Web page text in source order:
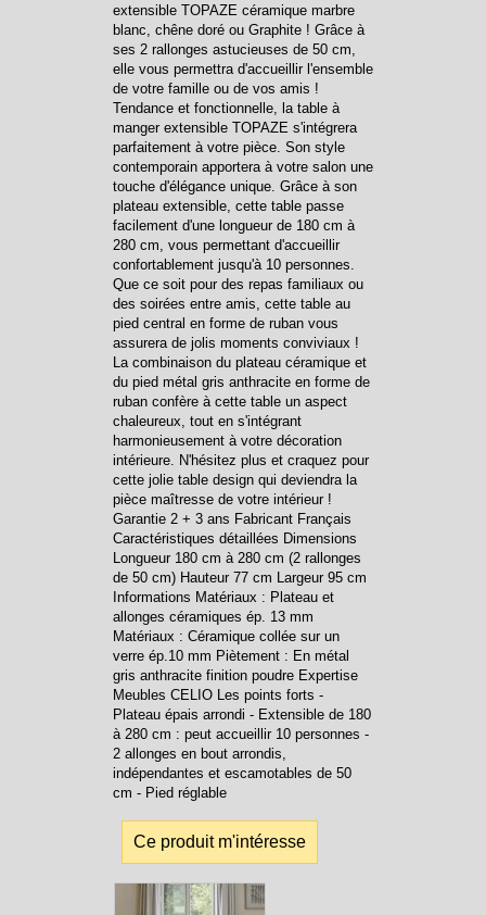
extensible TOPAZE céramique marbre
blanc, chêne doré ou Graphite ! Grâce à
ses 2 rallonges astucieuses de 50 cm,
elle vous permettra d'accueillir l'ensemble
de votre famille ou de vos amis !
Tendance et fonctionnelle, la table à
manger extensible TOPAZE s'intégrera
parfaitement à votre pièce. Son style
contemporain apportera à votre salon une
touche d'élégance unique. Grâce à son
plateau extensible, cette table passe
facilement d'une longueur de 180 cm à
280 cm, vous permettant d'accueillir
confortablement jusqu'à 10 personnes.
Que ce soit pour des repas familiaux ou
des soirées entre amis, cette table au
pied central en forme de ruban vous
assurera de jolis moments conviviaux !
La combinaison du plateau céramique et
du pied métal gris anthracite en forme de
ruban confère à cette table un aspect
chaleureux, tout en s'intégrant
harmonieusement à votre décoration
intérieure. N'hésitez plus et craquez pour
cette jolie table design qui deviendra la
pièce maîtresse de votre intérieur !
Garantie 2 + 3 ans Fabricant Français
Caractéristiques détaillées Dimensions
Longueur 180 cm à 280 cm (2 rallonges
de 50 cm) Hauteur 77 cm Largeur 95 cm
Informations Matériaux : Plateau et
allonges céramiques ép. 13 mm
Matériaux : Céramique collée sur un
verre ép.10 mm Piètement : En métal
gris anthracite finition poudre Expertise
Meubles CELIO Les points forts -
Plateau épais arrondi - Extensible de 180
à 280 cm : peut accueillir 10 personnes -
2 allonges en bout arrondis,
indépendantes et escamotables de 50
cm - Pied réglable
Ce produit m'intéresse